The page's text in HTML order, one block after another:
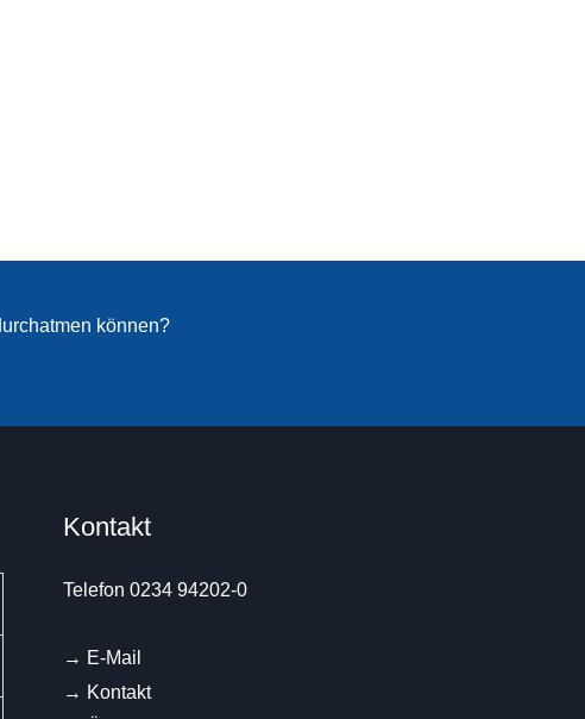
können?
Kontakt
Telefon 0234 94202-0
→ E-Mail
→ Kontakt